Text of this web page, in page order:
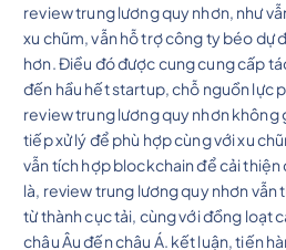
review trung lương quy nhơn, như
xu chũm, vẫn hỗ trợ công ty béo dự
hơn. Điều đó được cung cung cấp
đến hầu hết startup, chỗ nguồn lực
review trung lương quy nhơn không
tiếp xử lý để phù hợp cùng với xu
vẫn tích hợp blockchain để cải
là, review trung lương quy nhơn
từ thành cục tải, cùng với đồng loạt
châu Âu đến châu Á. kết luận, tiến